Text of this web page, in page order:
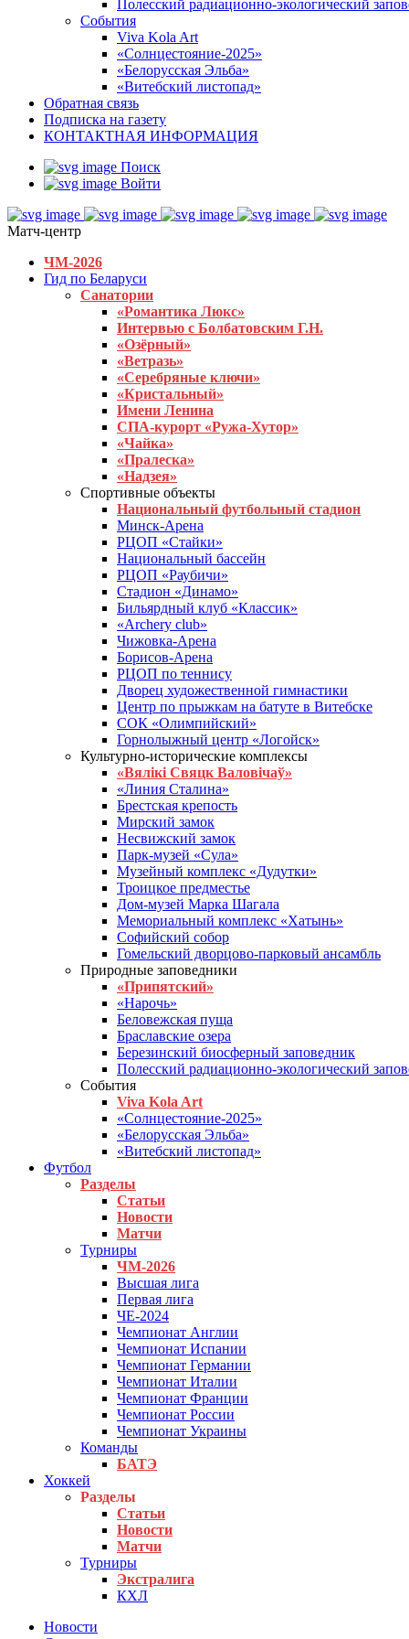
Полесский радиационно-экологический
События
Viva Kola Art
«Солнцестояние-2025»
«Белорусская Эльба»
«Витебский листопад»
Обратная связь
Подписка на газету
КОНТАКТНАЯ ИНФОРМАЦИЯ
Поиск
Войти
Матч-центр
ЧМ-2026
Гид по Беларуси
Санатории
«Романтика Люкс»
Интервью с Болбатовским Г.Н.
«Озёрный»
«Ветразь»
«Серебряные ключи»
«Кристальный»
Имени Ленина
СПА-курорт «Ружа-Хутор»
«Чайка»
«Пралеска»
«Надзея»
Спортивные объекты
Национальный футбольный стадион
Минск-Арена
РЦОП «Стайки»
Национальный бассейн
РЦОП «Раубичи»
Стадион «Динамо»
Бильярдный клуб «Классик»
«Archery club»
Чижовка-Арена
Борисов-Арена
РЦОП по теннису
Дворец художественной гимнастики
Центр по прыжкам на батуте в Витебске
СОК «Олимпийский»
Горнолыжный центр «Логойск»
Культурно-исторические комплексы
«Вялікі Свяцк Валовічаў»
«Линия Сталина»
Брестская крепость
Мирский замок
Несвижский замок
Парк-музей «Сула»
Музейный комплекс «Дудутки»
Троицкое предместье
Дом-музей Марка Шагала
Мемориальный комплекс «Хатынь»
Софийский собор
Гомельский дворцово-парковый ансамбль
Природные заповедники
«Припятский»
«Нарочь»
Беловежская пуща
Браславские озера
Березинский биосферный заповедник
Полесский радиационно-экологический
События
Viva Kola Art
«Солнцестояние-2025»
«Белорусская Эльба»
«Витебский листопад»
Футбол
Разделы
Статьи
Новости
Матчи
Турниры
ЧМ-2026
Высшая лига
Первая лига
ЧЕ-2024
Чемпионат Англии
Чемпионат Испании
Чемпионат Германии
Чемпионат Италии
Чемпионат Франции
Чемпионат России
Чемпионат Украины
Команды
БАТЭ
Хоккей
Разделы
Статьи
Новости
Матчи
Турниры
Экстралига
КХЛ
Новости